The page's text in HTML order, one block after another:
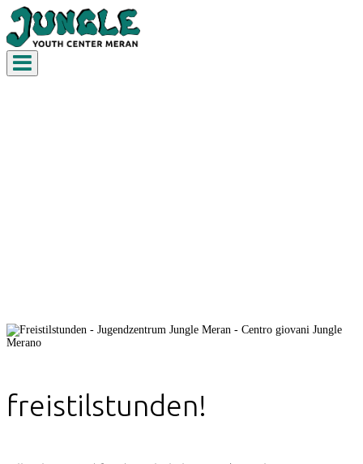
Toggle navigation
freistilstunden!